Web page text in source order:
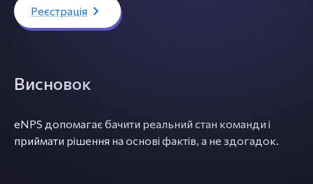
Реєстрація
Висновок
eNPS допомагає бачити реальний стан команди і
приймати рішення на основі фактів, а не здогадок.